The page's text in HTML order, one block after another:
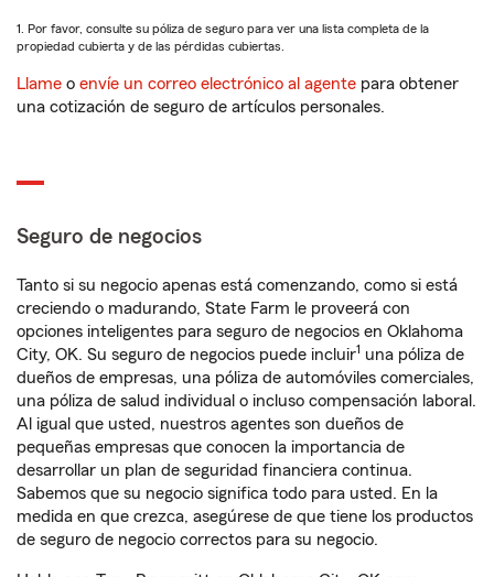
1. Por favor, consulte su póliza de seguro para ver una lista completa de la
propiedad cubierta y de las pérdidas cubiertas.
Llame o envíe un correo electrónico al agente para obtener
una cotización de seguro de artículos personales.
Seguro de negocios
Tanto si su negocio apenas está comenzando, como si está
creciendo o madurando, State Farm le proveerá con
opciones inteligentes para seguro de negocios en Oklahoma
City, OK. Su seguro de negocios puede incluir1 una póliza de
dueños de empresas, una póliza de automóviles comerciales,
una póliza de salud individual o incluso compensación laboral.
Al igual que usted, nuestros agentes son dueños de
pequeñas empresas que conocen la importancia de
desarrollar un plan de seguridad financiera continua.
Sabemos que su negocio significa todo para usted. En la
medida en que crezca, asegúrese de que tiene los productos
de seguro de negocio correctos para su negocio.